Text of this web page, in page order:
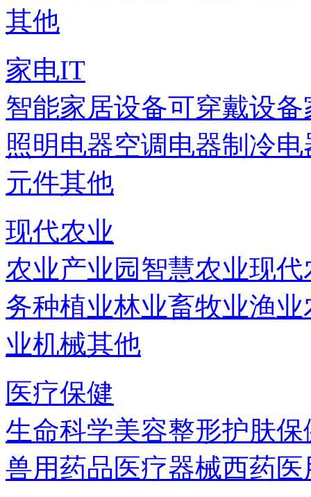
其他
家电IT
智能家居设备可穿戴设备
照明电器空调电器制冷电
元件其他
现代农业
农业产业园智慧农业现代
务种植业林业畜牧业渔业
业机械其他
医疗保健
生命科学美容整形护肤保
兽用药品医疗器械西药